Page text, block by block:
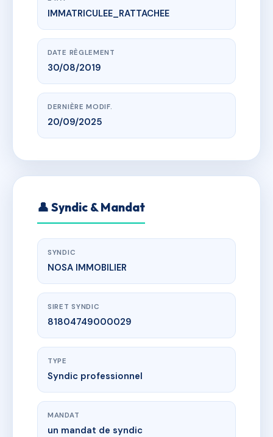
www.vme.plus/AF5041181
LE DUNE
r de montago, 30240 Le Grau-du-Roi
IMMATRICULEE_RATTACHEE
DATE RÈGLEMENT
30/08/2019
DERNIÈRE MODIF.
20/09/2025
👤 Syndic & Mandat
SYNDIC
NOSA IMMOBILIER
SIRET SYNDIC
81804749000029
TYPE
Syndic professionnel
MANDAT
un mandat de syndic